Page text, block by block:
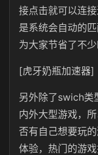
接点击就可以连
是系统会自动的
为大家节省了不少
[虎牙奶瓶加速器]
另外除了swich类
内外大型游戏，
否有自己想要玩
体验，热门的游